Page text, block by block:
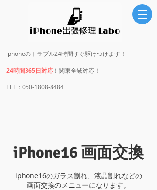
iphoneのトラブル24時間すぐ駆けつけます！
24時間365日対応 ！関東全域対応！
​​TEL： 050-1808-8484
iPhone16 画面交換
iphone16のガラス割れ、液晶割れなどの
画面交換のメニューになります。